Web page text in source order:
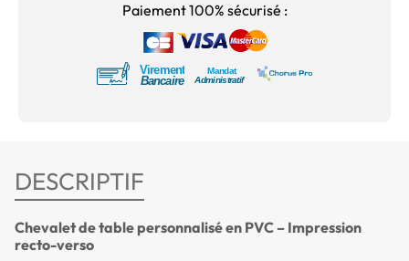
Paiement 100% sécurisé :
DESCRIPTIF
Chevalet de table personnalisé en PVC – Impression
recto-verso